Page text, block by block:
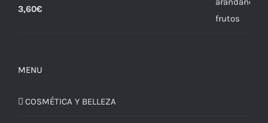
3,60€
MENU
COSMÉTICA Y BELLEZA